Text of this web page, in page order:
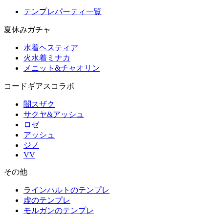
テンプレパーティ一覧
夏休みガチャ
水着ヘスティア
火水着ミナカ
メニット&チャオリン
コードギアスコラボ
闇スザク
サクヤ&アッシュ
ロゼ
アッシュ
ジノ
VV
その他
ラインハルトのテンプレ
虚のテンプレ
モルガンのテンプレ